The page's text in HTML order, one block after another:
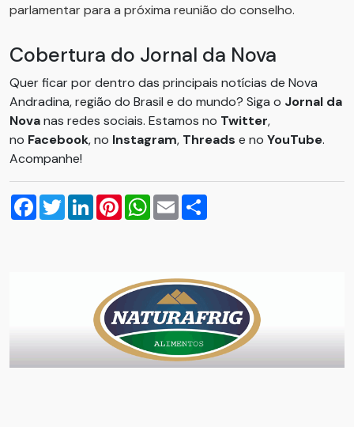
parlamentar para a próxima reunião do conselho.
Cobertura do Jornal da Nova
Quer ficar por dentro das principais notícias de Nova
Andradina, região do Brasil e do mundo? Siga o Jornal da
Novanas redes sociais. Estamos no Twitter,
no Facebook, no Instagram, Threads e no YouTube.
Acompanhe!
Facebook
TwitterLinkedInPinterestWhatsApp
Email